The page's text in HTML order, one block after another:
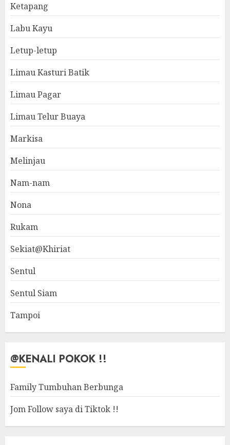
Ketapang
Labu Kayu
Letup-letup
Limau Kasturi Batik
Limau Pagar
Limau Telur Buaya
Markisa
Melinjau
Nam-nam
Nona
Rukam
Sekiat@Khiriat
Sentul
Sentul Siam
Tampoi
@KENALI POKOK !!
Family Tumbuhan Berbunga
Jom Follow saya di Tiktok !!